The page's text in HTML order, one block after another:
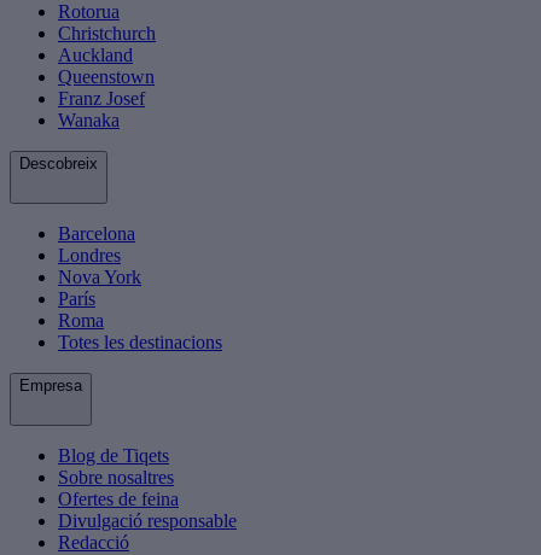
Rotorua
Christchurch
Auckland
Queenstown
Franz Josef
Wanaka
Descobreix
Barcelona
Londres
Nova York
París
Roma
Totes les destinacions
Empresa
Blog de Tiqets
Sobre nosaltres
Ofertes de feina
Divulgació responsable
Redacció